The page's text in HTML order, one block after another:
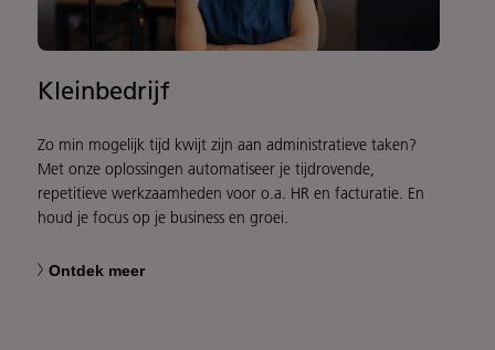
Kleinbedrijf
Zo min mogelijk tijd kwijt zijn aan administratieve taken?
Met onze oplossingen automatiseer je tijdrovende,
repetitieve werkzaamheden voor o.a. HR en facturatie. En
houd je focus op je business en groei.
Ontdek meer